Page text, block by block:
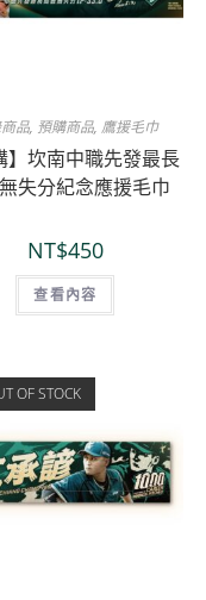
品, 預購商品, 鷹援毛巾
】坎南中職先發最長
失分紀念應援毛巾
NT$450
查看內容
OF STOCK